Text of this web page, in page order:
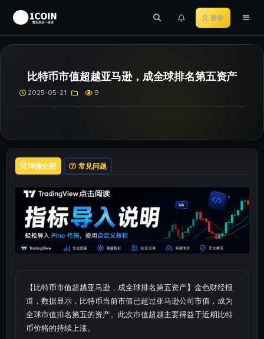
登录
​​比特币市值超越亚马逊，成全球排名第五资产​
2025-05-21 9
详情介绍 常见问题
【​​比特币市值超越亚马逊，成全球排名第五资产​】金色财经报
道，数据显示，比特币当前市值已超过亚马逊公司市值，成为
全球市值排名第五的资产。此次市值超越主要得益于近期比特
币价格的持续上涨。